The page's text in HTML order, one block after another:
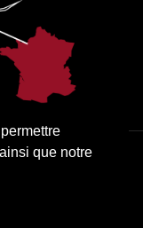
que notre
ACCESSIBILITÉ